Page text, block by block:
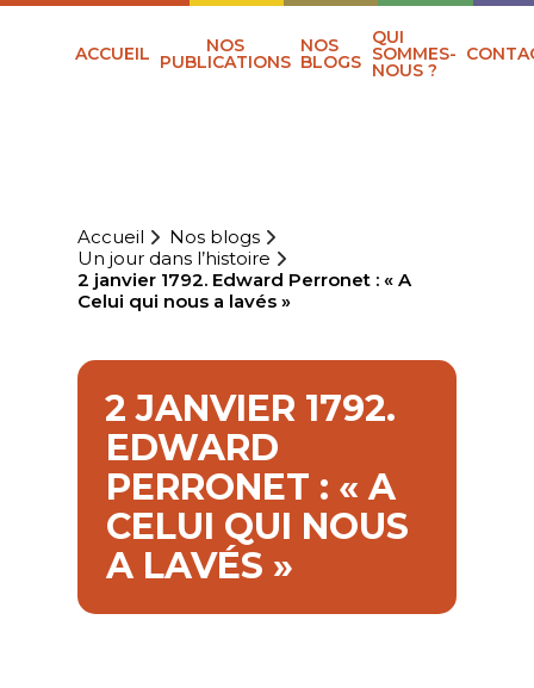
ACCUEIL NOS
PUBLICATIONS
NOS
BLOGS
QUI
SOMMES-
NOUS ?
Accueil
Nos blogs
Un jour dans l’histoire
2 janvier 1792. Edward Perronet : « A
Celui qui nous a lavés »
2 JANVIER 1792.
EDWARD
PERRONET : « A
CELUI QUI NOUS
A LAVÉS »